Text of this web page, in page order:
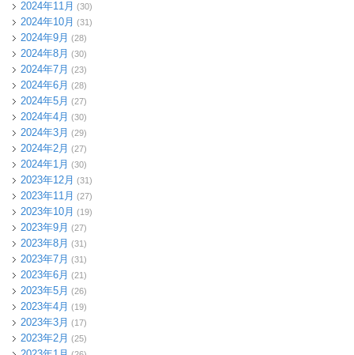
2024年11月 (30)
2024年10月 (31)
2024年9月 (28)
2024年8月 (30)
2024年7月 (23)
2024年6月 (28)
2024年5月 (27)
2024年4月 (30)
2024年3月 (29)
2024年2月 (27)
2024年1月 (30)
2023年12月 (31)
2023年11月 (27)
2023年10月 (19)
2023年9月 (27)
2023年8月 (31)
2023年7月 (31)
2023年6月 (21)
2023年5月 (26)
2023年4月 (19)
2023年3月 (17)
2023年2月 (25)